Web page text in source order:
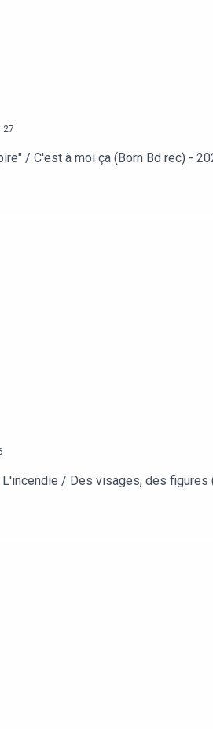
27
/ C'est à moi ça (Born Bd rec) -
/ Des visages, des